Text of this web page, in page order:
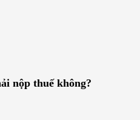
nộp thuế không?